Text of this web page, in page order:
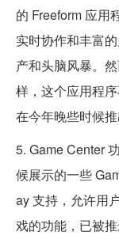
的 Freeform 应用
实时协作和丰富
产和头脑风暴。
样，这个应用程
在今年晚些时候推
5. Game Center
候展示的一些
ay 支持，允许用
戏的功能，已被